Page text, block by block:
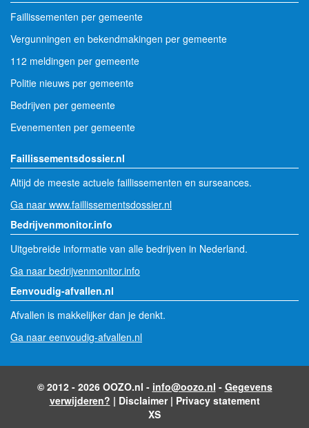
Faillissementen per gemeente
Vergunningen en bekendmakingen per gemeente
112 meldingen per gemeente
Politie nieuws per gemeente
Bedrijven per gemeente
Evenementen per gemeente
Faillissementsdossier.nl
Altijd de meeste actuele faillissementen en surseances.
Ga naar www.faillissementsdossier.nl
Bedrijvenmonitor.info
Uitgebreide informatie van alle bedrijven in Nederland.
Ga naar bedrijvenmonitor.info
Eenvoudig-afvallen.nl
Afvallen is makkelijker dan je denkt.
Ga naar eenvoudig-afvallen.nl
© 2012 - 2026 OOZO.nl - info@oozo.nl - Gegevens
verwijderen? | Disclaimer| Privacy statement
XS